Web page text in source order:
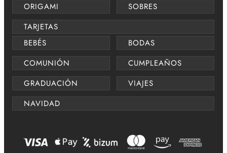
ORIGAMI
SOBRES
TARJETAS
BEBÉS
BODAS
COMUNIÓN
CUMPLEAÑOS
GRADUACIÓN
VIAJES
NAVIDAD